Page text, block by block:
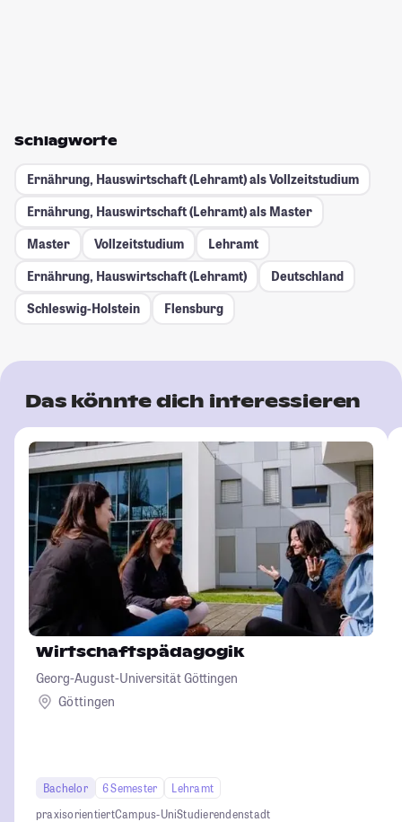
Schlagworte
Ernährung, Hauswirtschaft (Lehramt) als Vollzeitstudium
Ernährung, Hauswirtschaft (Lehramt) als Master
Master
Vollzeitstudium
Lehramt
Ernährung, Hauswirtschaft (Lehramt)
Deutschland
Schleswig-Holstein
Flensburg
Das könnte dich interessieren
Wirtschaftspädagogik
Georg-August-Universität Göttingen
Göttingen
Bachelor 6 Semester
Lehramt
praxisorientiertCampus-UniStudierendenstadt